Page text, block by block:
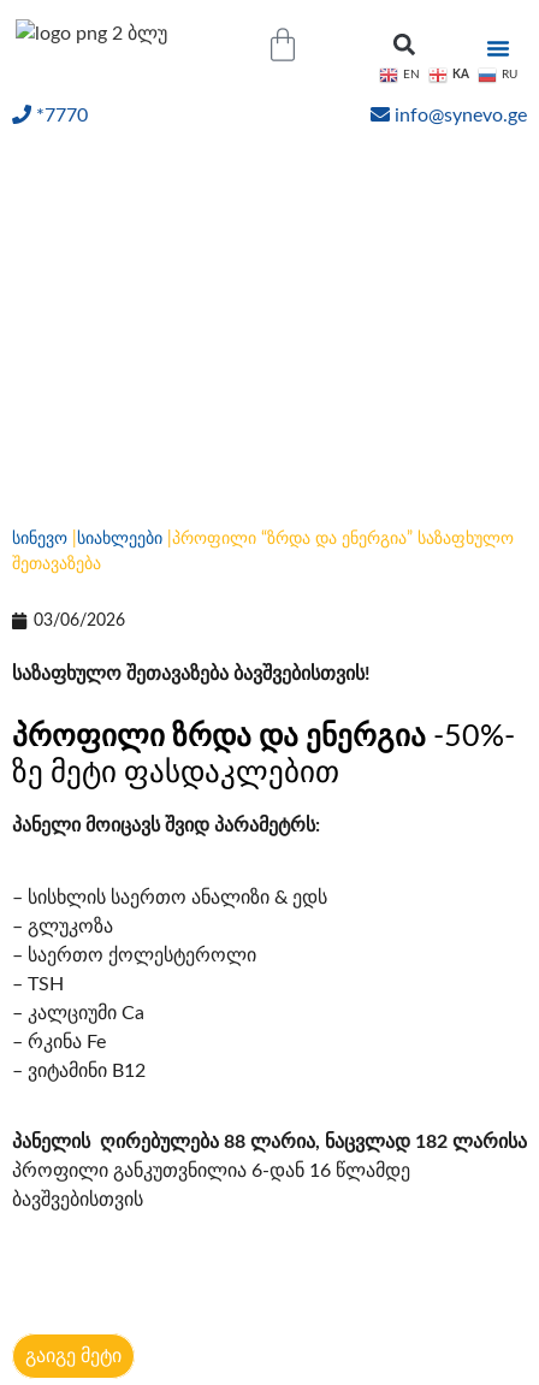
*7770 info@synevo.ge
სინევო სიახლეები პროფილი “ზრდა და ენერგია” საზაფხულო
შეთავაზება
03/06/2026
საზაფხულო შეთავაზება ბავშვებისთვის!
პროფილი ზრდა და ენერგია -50%-
ზე მეტი ფასდაკლებით
პანელი მოიცავს შვიდ პარამეტრს:
– სისხლის საერთო ანალიზი & ედს
– გლუკოზა
– საერთო ქოლესტეროლი
– TSH
– კალციუმი Ca
– რკინა Fe
– ვიტამინი B12
პანელის ღირებულება 88 ლარია, ნაცვლად 182 ლარისა
პროფილი განკუთვნილია 6-დან 16 წლამდე
ბავშვებისთვის
გაიგე მეტი
EN KA RU